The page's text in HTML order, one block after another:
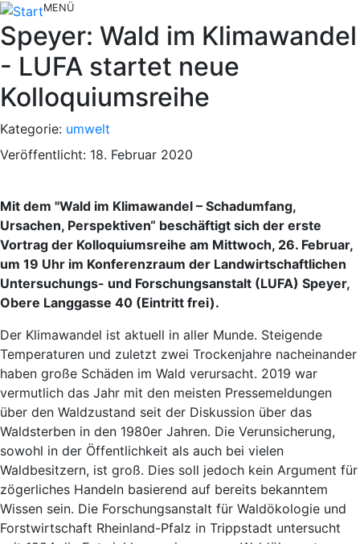
MENÜ
Speyer: Wald im Klimawandel
- LUFA startet neue
Kolloquiumsreihe
Kategorie: umwelt
Veröffentlicht: 18. Februar 2020
Mit dem "Wald im Klimawandel – Schadumfang,
Ursachen, Perspektiven“ beschäftigt sich der erste
Vortrag der Kolloquiumsreihe am Mittwoch, 26. Februar,
um 19 Uhr im Konferenzraum der Landwirtschaftlichen
Untersuchungs- und Forschungsanstalt (LUFA) Speyer,
Obere Langgasse 40 (Eintritt frei).
Der Klimawandel ist aktuell in aller Munde. Steigende
Temperaturen und zuletzt zwei Trockenjahre nacheinander
haben große Schäden im Wald verursacht. 2019 war
vermutlich das Jahr mit den meisten Pressemeldungen
über den Waldzustand seit der Diskussion über das
Waldsterben in den 1980er Jahren. Die Verunsicherung,
sowohl in der Öffentlichkeit als auch bei vielen
Waldbesitzern, ist groß. Dies soll jedoch kein Argument für
zögerliches Handeln basierend auf bereits bekanntem
Wissen sein. Die Forschungsanstalt für Waldökologie und
Forstwirtschaft Rheinland-Pfalz in Trippstadt untersucht